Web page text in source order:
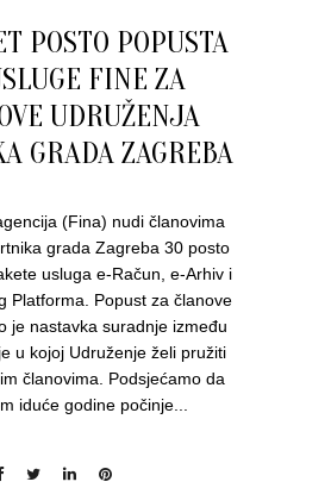
POSTO POPUSTA
FINE ZA
UDRUŽENJA
GRADA ZAGREBA
(Fina) nudi članovima
grada Zagreba 30 posto
usluga e-Račun, e-Arhiv i
Platforma. Popust za članove
je nastavka suradnje između
u kojoj Udruženje želi pružiti
članovima. Podsjećamo da
iduće godine počinje...